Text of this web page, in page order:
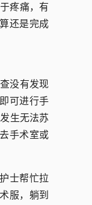
疼痛，有
还是完成
没有发现
可进行手
生无法苏
手术室或
士帮忙拉
服，躺到